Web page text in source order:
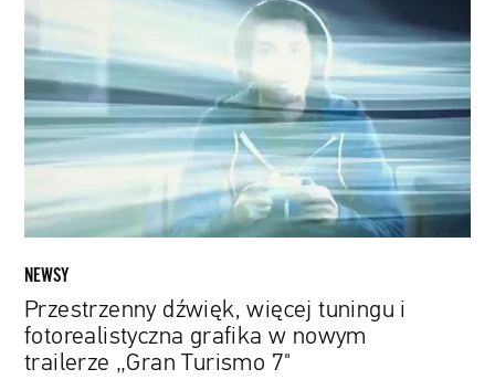
więcej
tuningu
i
fotorealistyczna
grafika
w
trailerze
„Gran
Turismo
NEWSY
Przestrzenny dźwięk, więcej tuningu i
fotorealistyczna grafika w nowym
trailerze „Gran Turismo 7"